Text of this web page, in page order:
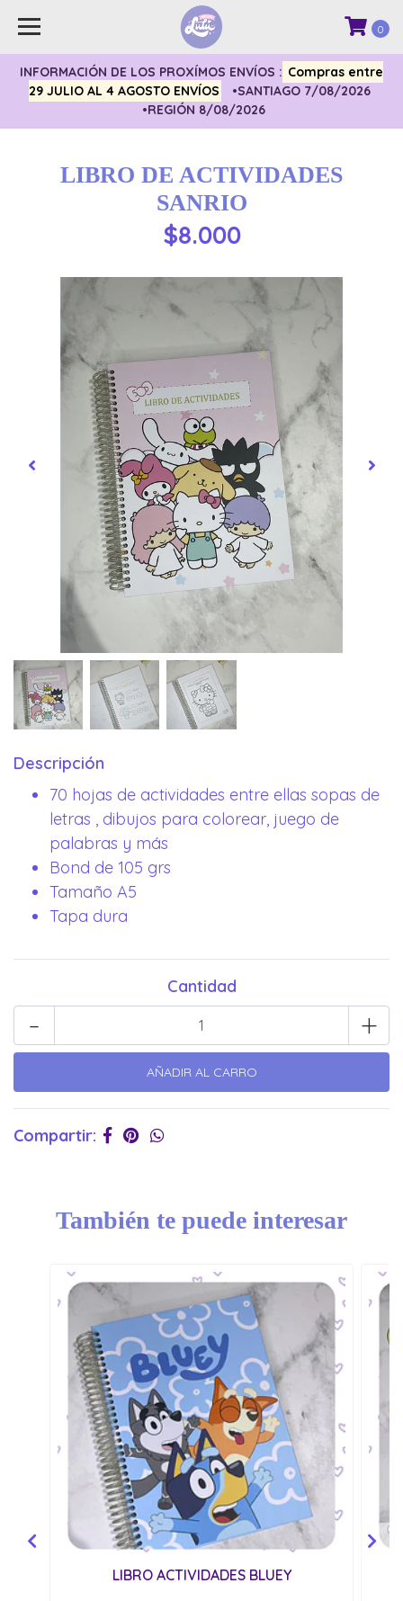
INFORMACIÓN DE LOS PROXÍMOS ENVÍOS : Compras entre
29 JULIO AL 4 AGOSTO ENVÍOS
•SANTIAGO 7/08/2026
•REGIÓN 8/08/2026
0
LIBRO DE ACTIVIDADES
SANRIO
$8.000
Descripción
70 hojas de actividades entre ellas sopas de
letras , dibujos para colorear, juego de
palabras y más
Bond de 105 grs
Tamaño A5
Tapa dura
Cantidad
+
-
Compartir:
También te puede interesar
LIBRO ACTIVIDADES BLUEY